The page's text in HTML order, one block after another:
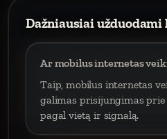
Dažniausiai
Ar mobilus internetas
Taip, mobilus internetas
galimas prisijungimas
pagal vietą ir signalą.